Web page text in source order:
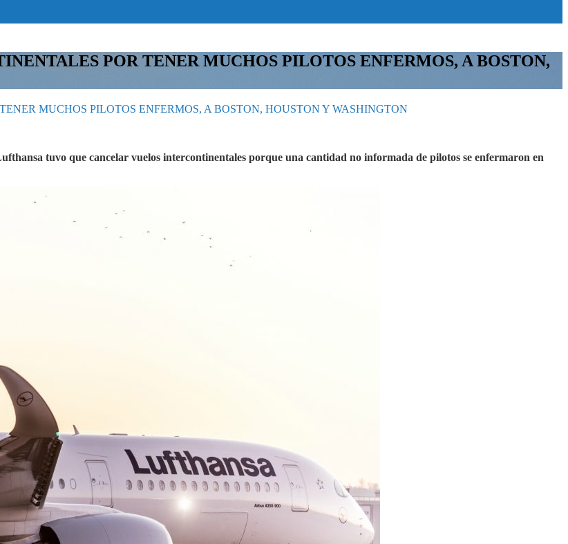
POR TENER MUCHOS PILOTOS ENFERMOS, A BOSTON,
MUCHOS PILOTOS ENFERMOS, A BOSTON, HOUSTON Y WASHINGTON
tuvo que cancelar vuelos intercontinentales porque una cantidad no informada de pilotos se enfermaron en